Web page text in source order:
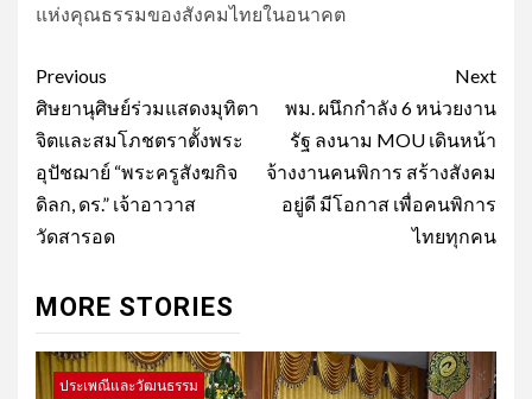
แห่งคุณธรรมของสังคมไทยในอนาคต
Post
navigation
Previous
ศิษยานุศิษย์ร่วมแสดงมุทิตา
จิตและสมโภชตราตั้งพระ
อุปัชฌาย์ “พระครูสังฆกิจ
ดิลก, ดร.” เจ้าอาวาส
วัดสารอด
Next
พม. ผนึกกำลัง 6 หน่วยงาน
รัฐ ลงนาม MOU เดินหน้า
จ้างงานคนพิการ สร้างสังคม
อยู่ดี มีโอกาส เพื่อคนพิการ
ไทยทุกคน
MORE STORIES
ประเพณีและวัฒนธรรม